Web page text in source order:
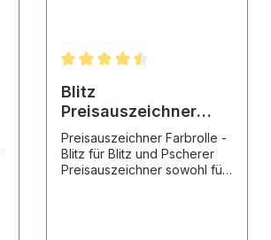
Blitz
Preisauszeichner
Farbrolle
Preisauszeichner Farbrolle -
Blitz für Blitz und Pscherer
Preisauszeichner sowohl für